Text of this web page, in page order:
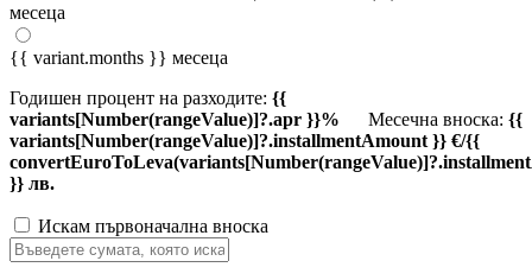
месеца
{{ variant.months }} месеца
Годишен процент на разходите: {{
variants[Number(rangeValue)]?.apr }}%
Месечна вноска: {{
variants[Number(rangeValue)]?.installmentAmount }} €/{{
}} лв.
Искам първоначална вноска